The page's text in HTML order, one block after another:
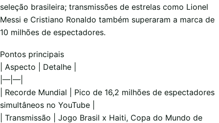
seleção brasileira; transmissões de estrelas como Lionel
Messi e Cristiano Ronaldo também superaram a marca de
10 milhões de espectadores.
Pontos principais
| Aspecto | Detalhe |
|—|—|
| Recorde Mundial | Pico de 16,2 milhões de espectadores
simultâneos no YouTube |
| Transmissão | Jogo Brasil x Haiti, Copa do Mundo de